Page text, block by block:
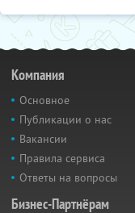
Компания
Основное
Публикации о нас
Вакансии
Правила сервиса
Ответы на вопросы
Бизнес-Партнёрам